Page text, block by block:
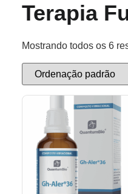
Terapia
Mostrando todos os 6